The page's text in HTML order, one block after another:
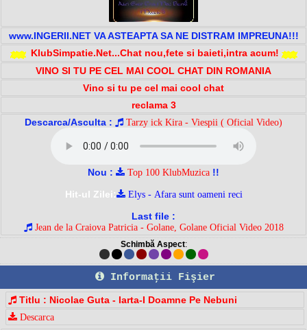
www.INGERII.NET VA ASTEAPTA SA NE DISTRAM IMPREUNA!!!
KlubSimpatie.Net...Chat nou,fete si baieti,intra acum!
VINO SI TU PE CEL MAI COOL CHAT DIN ROMANIA
Vino si tu pe cel mai cool chat
reclama 3
Descarca/Asculta :
Tarzy ick Kira - Viespii ( Oficial Video)
Nou : Top 100 KlubMuzica !!
Hit-ul Zilei:
Elys - Afara sunt oameni reci
Last file :
Jean de la Craiova Patricia - Golane, Golane Oficial Video 2018
Schimbă Aspect:
Informaţii Fişier
Titlu : Nicolae Guta - Iarta-I Doamne Pe Nebuni
Descarca